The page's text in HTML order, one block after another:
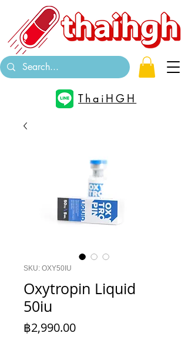
ThaiHGH
SKU: OXY50IU
Oxytropin Liquid
50iu
฿2,990.00Price